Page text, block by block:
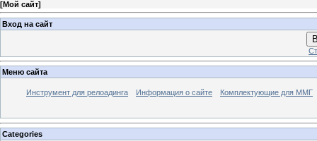
[Мой сайт]
Вход на сайт
Меню сайта
Инструмент для релоадинга Информация о сайте Комплектующие для ММГ
Categories